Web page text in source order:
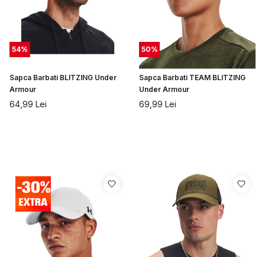
54%
Sapca Barbati BLITZING Under
Armour
64,99 Lei
50%
Sapca Barbati TEAM BLITZING
Under Armour
69,99 Lei